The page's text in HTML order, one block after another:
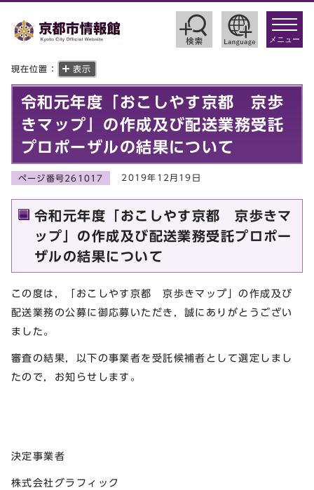
toggle
メニュー
現在位置： 表示
令和元年度「おこしやす京都 京歩
きマップ」の作成及び配送業務受託
プロポーザルの結果について
ページ番号261017 2019年12月19日
令和元年度「おこしやす京都 京歩きマ
ップ」の作成及び配送業務受託プロポー
ザルの結果について
この度は，「おこしやす京都 京歩きマップ」の作成及び
配送業務の公募に御応募いただき，誠にありがとうござい
ました。
審査の結果，以下の事業者を受託候補者として選定しまし
たので，お知らせします。
決定事業者
株式会社グラフィック